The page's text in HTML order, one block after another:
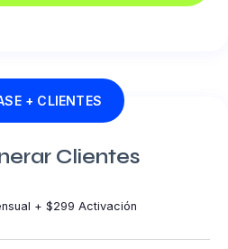
+ CLIENTES
Clientes
+ $299 Activación